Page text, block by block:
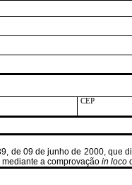
CEP
de 09 de junho de 2000,
mediante a comprovaçãoin loco